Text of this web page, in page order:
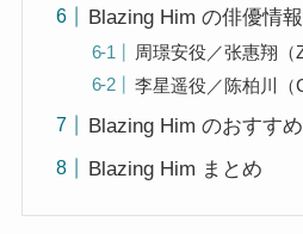
Blazing Him の俳優情報
周璟安役／张惠翔（
李星遥役／陈柏川（
Blazing Him のおす
Blazing Him まとめ